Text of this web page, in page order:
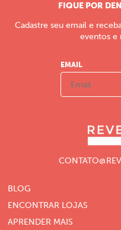
FIQUE POR
Cadastre seu email e
eventos e
EMAIL
BLOG
ENCONTRAR LOJAS
APRENDER MAIS